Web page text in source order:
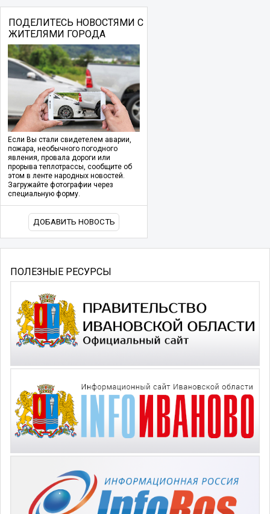
ПОДЕЛИТЕСЬ НОВОСТЯМИ С
ЖИТЕЛЯМИ ГОРОДА
Если Вы стали свидетелем аварии,
пожара, необычного погодного
явления, провала дороги или
прорыва теплотрассы, сообщите об
этом в ленте народных новостей.
Загружайте фотографии через
специальную форму.
ДОБАВИТЬ НОВОСТЬ
ПОЛЕЗНЫЕ РЕСУРСЫ